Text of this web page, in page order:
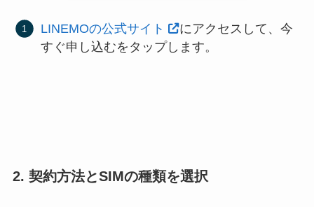
LINEMOの公式サイト
にアクセスして、今
すぐ申し込むをタップします。
2. 契約方法とSIMの種類を選択